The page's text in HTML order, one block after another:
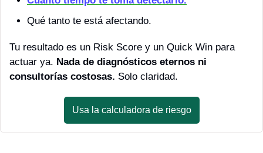
Qué tanto te está afectando.
Tu resultado es un Risk Score y un Quick Win para
actuar ya. Nada de diagnósticos eternos ni
consultorías costosas. Solo claridad.
Usa la calculadora de riesgo